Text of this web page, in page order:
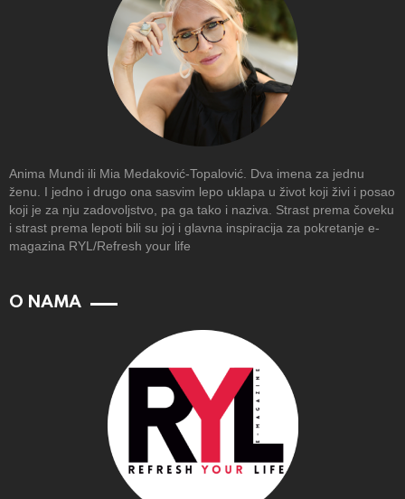
Anima Mundi ili Mia Medaković-Topalović. Dva imena za jednu
ženu. I jedno i drugo ona sasvim lepo uklapa u život koji živi i posao
koji je za nju zadovoljstvo, pa ga tako i naziva. Strast prema čoveku
i strast prema lepoti bili su joj i glavna inspiracija za pokretanje e-
magazina RYL/Refresh your life
O NAMA